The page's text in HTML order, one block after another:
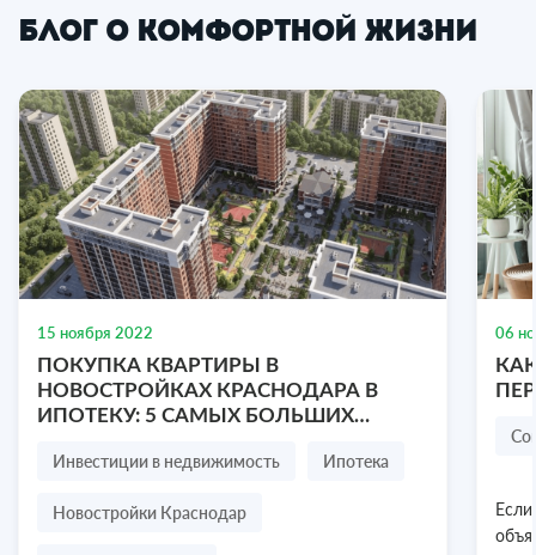
Продам участок ИЖС 6,34 сотки
село Ивановка, Трудовское сельское поселение,
Симферопольский район, Республика Крым
6.34 соток
Блог о комфортной жизни
15 ноября 2022
ПОКУПКА КВАРТИРЫ В
НОВОСТРОЙКАХ КРАСНОДАРА В
ИПОТЕКУ: 5 САМЫХ БОЛЬШИХ
Инвестиции в недвижимость
Ипотека
Новостройки Краснодар
06